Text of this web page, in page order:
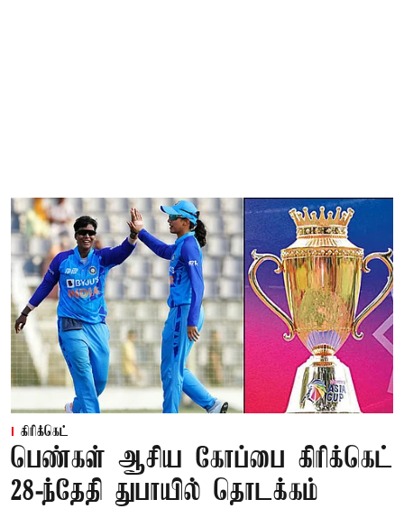
கிரிக்கெட்
பெண்கள் ஆசிய கோப்பை கிரிக்கெட்
28-ந்தேதி துபாயில் தொடக்கம்